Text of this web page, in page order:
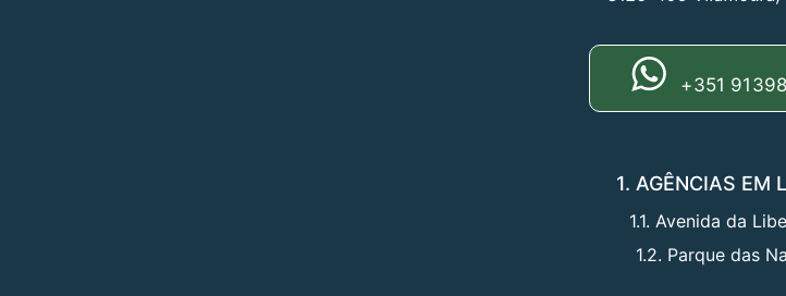
+351
1. AGÊNCIAS EM
1.1. Avenida da
1.2. Parque das